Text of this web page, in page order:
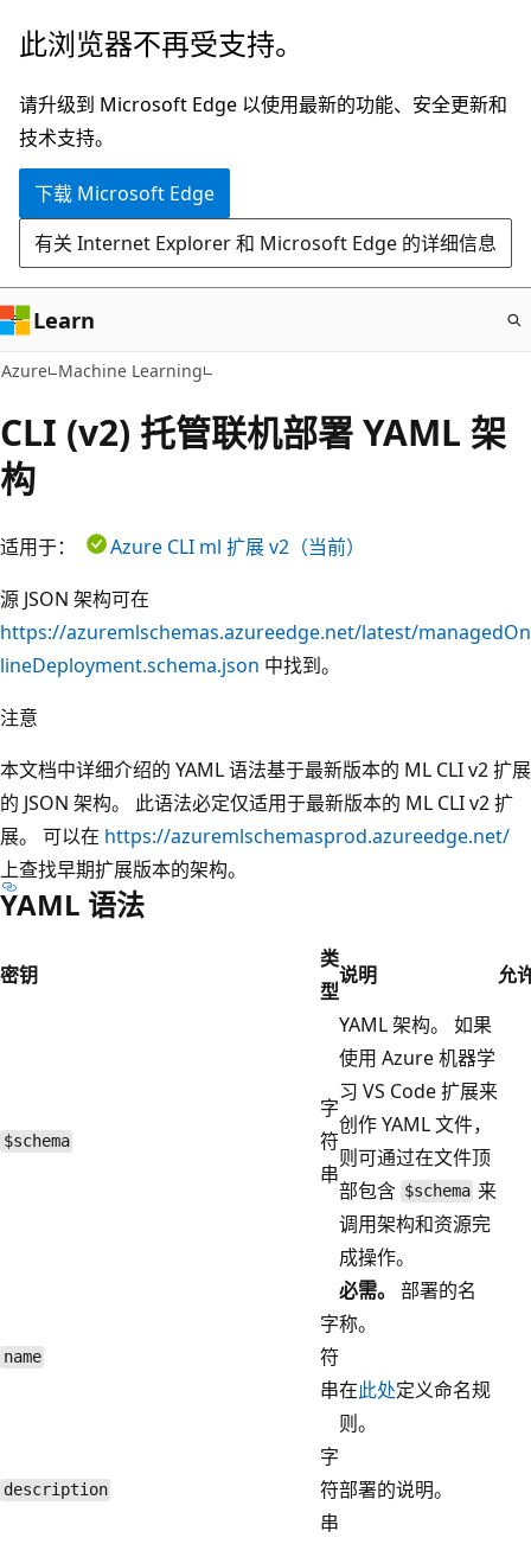
跳
主
要
内
此浏览器不再受支持。
请升级到 Microsoft Edge 以使用最新的功能、安全更新和
技术支持。
下载 Microsoft Edge
有关 Internet Explorer 和 Microsoft Edge 的详细信息
Learn
Azure Machine Learning
CLI (v2) 托管联机部署 YAML 架
构
适用于：
Azure CLI ml 扩展 v2（当前）
源 JSON 架构可在
https://azuremlschemas.azureedge.net/latest/managedOn
lineDeployment.schema.json 中找到。
注意
本文档中详细介绍的 YAML 语法基于最新版本的 ML CLI v2 扩展
的 JSON 架构。 此语法必定仅适用于最新版本的 ML CLI v2 扩
展。 可以在 https://azuremlschemasprod.azureedge.net/
上查找早期扩展版本的架构。
YAML 语法
密钥
类
型
说明 允
$schema
字
符
串
YAML 架构。 如果
使用 Azure 机器学
习 VS Code 扩展来
创作 YAML 文件，
则可通过在文件顶
部包含 $schema 来
调用架构和资源完
成操作。
name
字
符
串
必需。 部署的名
称。
在此处定义命名规
则。
description
字
符
串
部署的说明。